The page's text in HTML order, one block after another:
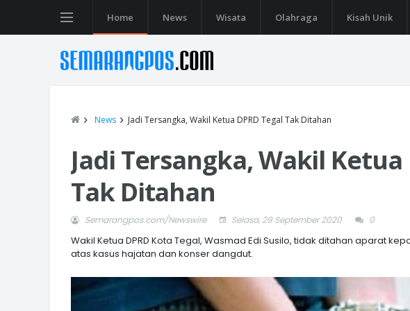
Home News Wisata Olahraga Kisah Unik
News Jadi Tersangka, Wakil Ketua DPRD Tegal Tak Ditahan
Jadi Tersangka, Wakil Ketua
Tak Ditahan
Semarangpos.com/Newswire Selasa, 29 September 2020 0
Wakil Ketua DPRD Kota Tegal, Wasmad Edi Susilo, tidak ditahan aparat
atas kasus hajatan dan konser dangdut.